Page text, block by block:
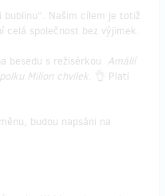
bublinu“. Našim cílem je totiž
celá společnost bez výjimek.
besedu s režisérkou Amálií
Milion chvilek. 👌 Platí
budou napsáni na